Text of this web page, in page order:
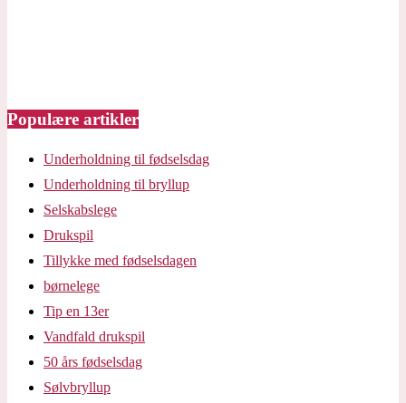
Populære artikler
Underholdning til fødselsdag
Underholdning til bryllup
Selskabslege
Drukspil
Tillykke med fødselsdagen
børnelege
Tip en 13er
Vandfald drukspil
50 års fødselsdag
Sølvbryllup